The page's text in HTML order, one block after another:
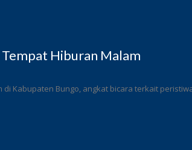
Hiburan Malam
di Kabupaten Bungo, angkat bicara terkait